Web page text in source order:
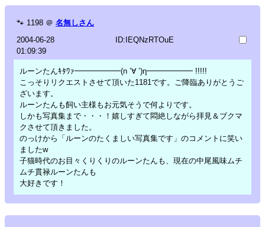
🐾 1198 ＠ 名無しさん
2004-06-28
01:09:39
ID:IEQNzRTOuE
ルーンたんｷﾀﾜｧ━━━━━━(n ’∀ ’)η━━━━━━ !!!!!
こっそりリクエストさせて頂いた1181です。ご降臨ありがとうご
ざいます。
ルーンたんも飼い主様もお元気そうで何よりです。
しかも写真集まで・・・！嬉しすぎて悶絶しながら拝見＆ブクマ
クさせて頂きました。
のっけから「ルーンのたくましい写真集です」のコメントに笑い
ましたw
子猫時代のお目々くりくりのルーンたんも、現在の中尾風味ムチ
ムチ貫禄ルーンたんも
大好きです！